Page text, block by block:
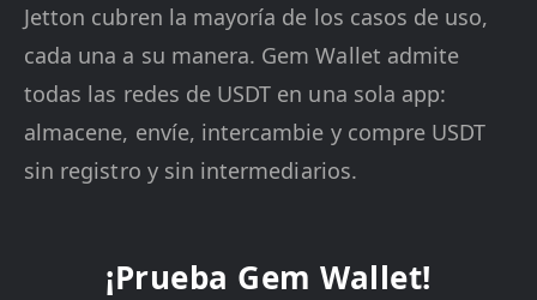
Jetton cubren la mayoría de los casos de uso,
cada una a su manera. Gem Wallet admite
todas las redes de USDT en una sola app:
almacene, envíe, intercambie y compre USDT
sin registro y sin intermediarios.
¡Prueba Gem Wallet!